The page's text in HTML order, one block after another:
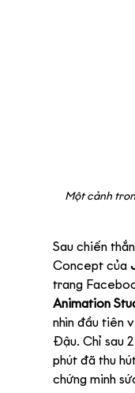
Một cảnh
Sau chiến
Concept của
trang
Animation
nhìn đầu tiên
Đậu. Chỉ sau
phút đã thu
chứng minh